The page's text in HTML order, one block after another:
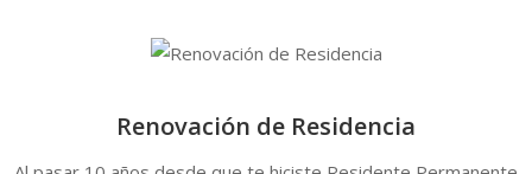
Renovación de Residencia